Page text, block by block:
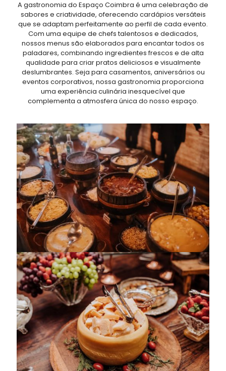
A gastronomia do Espaço Coimbra é uma celebração de
sabores e criatividade, oferecendo cardápios versáteis
que se adaptam perfeitamente ao perfil de cada evento.
Com uma equipe de chefs talentosos e dedicados,
nossos menus são elaborados para encantar todos os
paladares, combinando ingredientes frescos e de alta
qualidade para criar pratos deliciosos e visualmente
deslumbrantes. Seja para casamentos, aniversários ou
eventos corporativos, nossa gastronomia proporciona
uma experiência culinária inesquecível que
complementa a atmosfera única do nosso espaço.